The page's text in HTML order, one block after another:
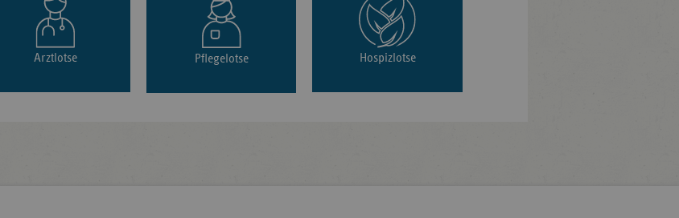
Arztlotse Pflegelotse Hospizlotse